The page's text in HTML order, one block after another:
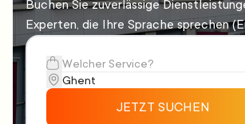
Buchen Sie zuverlässige
Experten, die Ihre Sprache sprechen
JETZT SUCHEN